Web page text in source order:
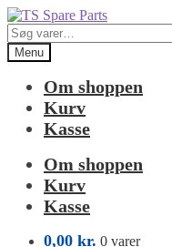
Spring
til
navigation
Spring
til
indhold
Søg
efter:
Menu
Om shoppen
Kurv
Kasse
Om shoppen
Kurv
Kasse
0,00 kr. 0 varer